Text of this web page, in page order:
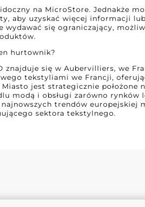
na MicroStore. Jednakże
aby uzyskać więcej informacji
się ograniczający,
hurtownik?
znajduje się w Aubervilliers, we
tekstyliami we Francji,
jest strategicznie położone
modą i obsługi zarówno rynków
trendów europejskiej
sektora tekstylnego.